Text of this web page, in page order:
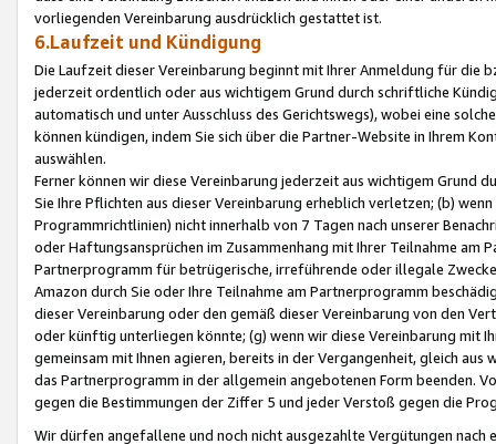
vorliegenden Vereinbarung ausdrücklich gestattet ist.
6.Laufzeit und Kündigung
Die Laufzeit dieser Vereinbarung beginnt mit Ihrer Anmeldung für die
jederzeit ordentlich oder aus wichtigem Grund durch schriftliche
automatisch und unter Ausschluss des Gerichtswegs), wobei eine
können kündigen, indem Sie sich über die Partner-Website in Ihrem
auswählen.
Ferner können wir diese Vereinbarung jederzeit aus wichtigem Grund
Sie Ihre Pflichten aus dieser Vereinbarung erheblich verletzen; (b)
Programmrichtlinien) nicht innerhalb von 7 Tagen nach unserer
oder Haftungsansprüchen im Zusammenhang mit Ihrer Teilnahme am
Partnerprogramm für betrügerische, irreführende oder illegale
Amazon durch Sie oder Ihre Teilnahme am Partnerprogramm
dieser Vereinbarung oder den gemäß dieser Vereinbarung von den
oder künftig unterliegen könnte; (g) wenn wir diese Vereinbarung mit
gemeinsam mit Ihnen agieren, bereits in der Vergangenheit, gleich
das Partnerprogramm in der allgemein angebotenen Form beenden.
gegen die Bestimmungen der Ziffer 5 und jeder Verstoß gegen die
Wir dürfen angefallene und noch nicht ausgezahlte Vergütungen